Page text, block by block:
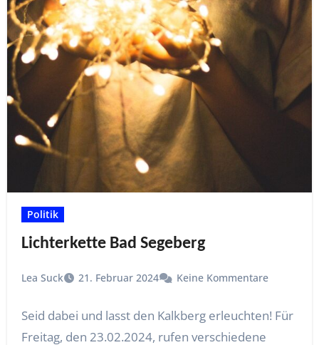
Politik
Lichterkette Bad Segeberg
Lea Suck 21. Februar 2024 Keine Kommentare
Seid dabei und lasst den Kalkberg erleuchten! Für
Freitag, den 23.02.2024, rufen verschiedene